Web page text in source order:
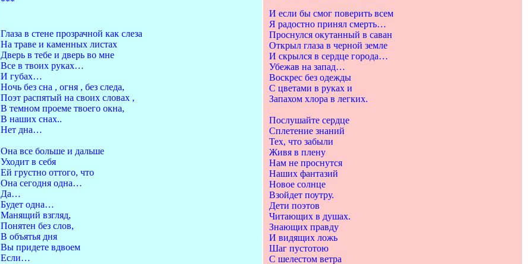
Глаза в стене прозрачной как слеза
На траве и каменных листах
Дверь в тебе и дверь во мне
Все в твоих руках…
И губах…
Ночь без сна , огня , без следа,
Поэт распятый на своих словах ,
В темном проеме твоего окна,
В наших снах..
Нет дна…
Она все больше и дальше
Уходит в себя
Ей грустно оттого, что
Она сегодня одна…
Да…
Будет одна…
Манящий взгляд,
Понятен без слов,
В объятья дня
Вы придете вдвоем
Если…
И если бы смог поверить всем
Я радостно принял смерть…
Проснулся окутанный в саван
Открыл глаза в черной земле
И скрылся в сердце города…
Убежав на запад…
Воскрес без одежды
С цветами в руках и
Запахом хлора в легких.
Послушайте сердце
Сплетение знаний
Тех, что забыли
Живя в плену
Нам не проснутся
Наших фантазий
Новое солнце
Взойдет поутру.
Дети поэтов
Читающих в душах.
Знающих правду
И видящих ложь
Шаг пустотою
С шелестом ветра